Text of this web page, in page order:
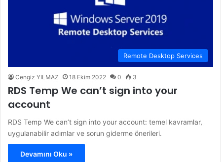
Remote Desktop Services
Cengiz YILMAZ 18 Ekim 2022 0 3
RDS Temp We can’t sign into your
account
RDS Temp We can’t sign into your account: temel kavramlar,
uygulanabilir adımlar ve sorun giderme önerileri.
Devamını Oku »